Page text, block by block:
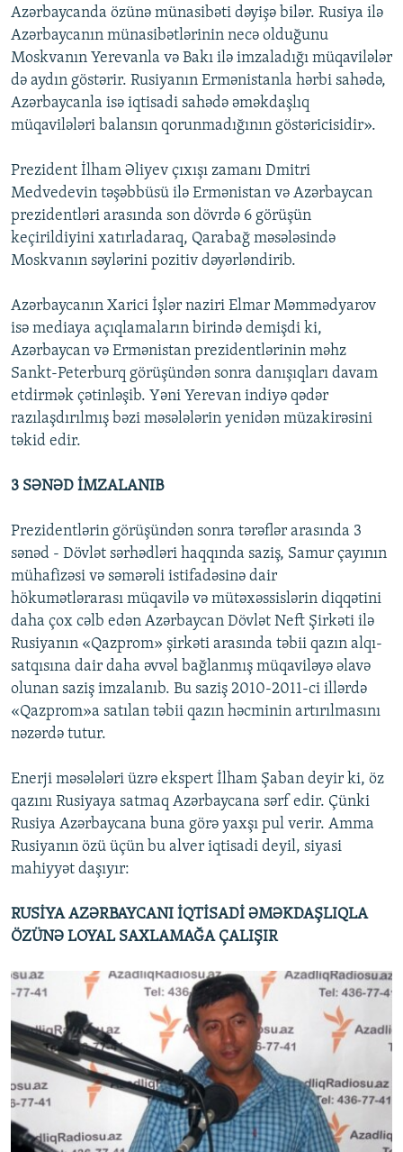
Azərbaycanda özünə münasibəti dəyişə bilər. Rusiya ilə
Azərbaycanın münasibətlərinin necə olduğunu
Moskvanın Yerevanla və Bakı ilə imzaladığı müqavilələr
də aydın göstərir. Rusiyanın Ermənistanla hərbi sahədə,
Azərbaycanla isə iqtisadi sahədə əməkdaşlıq
müqavilələri balansın qorunmadığının göstəricisidir».
Prezident İlham Əliyev çıxışı zamanı Dmitri
Medvedevin təşəbbüsü ilə Ermənistan və Azərbaycan
prezidentləri arasında son dövrdə 6 görüşün
keçirildiyini xatırladaraq, Qarabağ məsələsində
Moskvanın səylərini pozitiv dəyərləndirib.
Azərbaycanın Xarici İşlər naziri Elmar Məmmədyarov
isə mediaya açıqlamaların birində demişdi ki,
Azərbaycan və Ermənistan prezidentlərinin məhz
Sankt-Peterburq görüşündən sonra danışıqları davam
etdirmək çətinləşib. Yəni Yerevan indiyə qədər
razılaşdırılmış bəzi məsələlərin yenidən müzakirəsini
təkid edir.
3 SƏNƏD İMZALANIB
Prezidentlərin görüşündən sonra tərəflər arasında 3
sənəd - Dövlət sərhədləri haqqında saziş, Samur çayının
mühafizəsi və səmərəli istifadəsinə dair
hökumətlərarası müqavilə və mütəxəssislərin diqqətini
daha çox cəlb edən Azərbaycan Dövlət Neft Şirkəti ilə
Rusiyanın «Qazprom» şirkəti arasında təbii qazın alqı-
satqısına dair daha əvvəl bağlanmış müqaviləyə əlavə
olunan saziş imzalanıb. Bu saziş 2010-2011-ci illərdə
«Qazprom»a satılan təbii qazın həcminin artırılmasını
nəzərdə tutur.
Enerji məsələləri üzrə ekspert İlham Şaban deyir ki, öz
qazını Rusiyaya satmaq Azərbaycana sərf edir. Çünki
Rusiya Azərbaycana buna görə yaxşı pul verir. Amma
Rusiyanın özü üçün bu alver iqtisadi deyil, siyasi
mahiyyət daşıyır:
RUSİYA AZƏRBAYCANI İQTİSADİ ƏMƏKDAŞLIQLA
ÖZÜNƏ LOYAL SAXLAMAĞA ÇALIŞIR